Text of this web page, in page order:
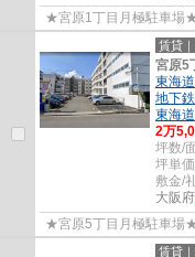
★宮原1丁目月極駐車場
賃貸
宮原5
東海
地下
東海
2万
坪数/
坪単
敷金/
大阪府
★宮原5丁目月極駐車場
賃貸